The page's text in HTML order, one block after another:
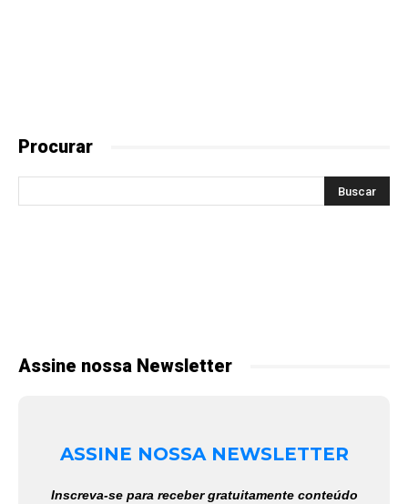
Procurar
Assine nossa Newsletter
ASSINE NOSSA NEWSLETTER
Inscreva-se para receber gratuitamente conteúdo